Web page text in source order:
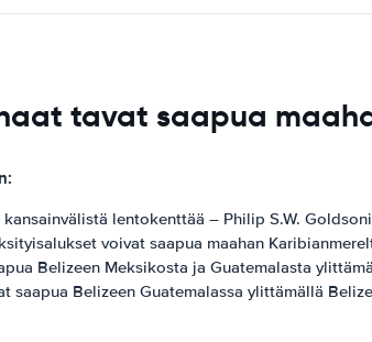
tavat saapua
lentokenttää – Philip S.W.
voivat saapua maahan
Belizeen Meksikosta ja Guatemalasta
saapua Belizeen Guatemalassa ylittämällä